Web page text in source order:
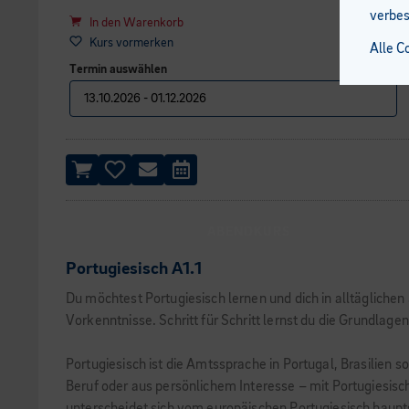
In den Warenkorb
Kurs vormerken
Termin auswählen
Portugiesisch A1.1
Du möchtest Portugiesisch lernen und dich in
Vorkenntnisse. Schritt für Schritt lernst du die
Portugiesisch ist die Amtssprache in Portugal, Brasilien
Beruf oder aus persönlichem Interesse – mit
Alle